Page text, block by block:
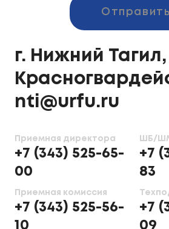
г. Нижний Тагил,
nti@urfu.ru
Приемная директора
+7 (343) 525-65-
00
Приемная комиссия
+7 (343) 525-56-
10
ШБ/
+7
83
+7
09
Отправить